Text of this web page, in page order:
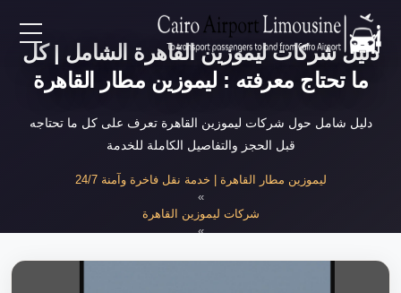
EN
خدمات المطار
نحن
دليل شركات ليموزين القاهرة الشامل | كل
ما تحتاج معرفته : ليموزين مطار القاهرة
دليل شامل حول شركات ليموزين القاهرة تعرف على كل ما تحتاجه
قبل الحجز والتفاصيل الكاملة للخدمة
ليموزين مطار القاهرة | خدمة نقل فاخرة وآمنة 24/7
شركات ليموزين القاهرة
»